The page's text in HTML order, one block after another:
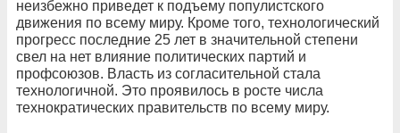
неизбежно приведет к подъему популистского
движения по всему миру. Кроме того, технологический
прогресс последние 25 лет в значительной степени
свел на нет влияние политических партий и
профсоюзов. Власть из согласительной стала
технологичной. Это проявилось в росте числа
технократических правительств по всему миру.